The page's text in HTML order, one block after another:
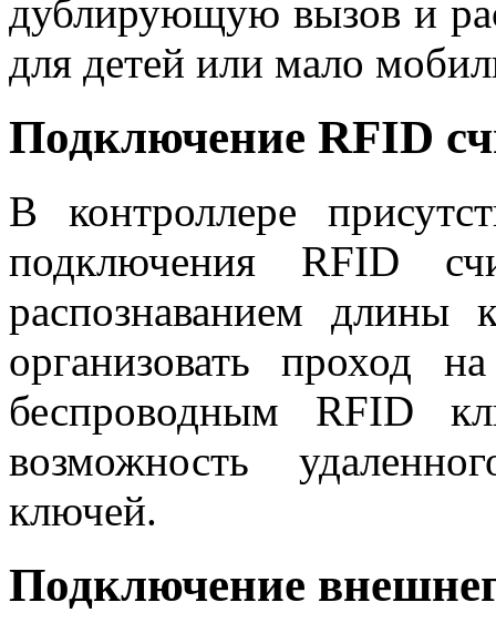
дублирующую вызов и
для детей или мало
Подключение RFID
В контроллере
подключения RFID
распознаванием
организовать проход
беспроводным RFID
возможность
ключей.
Подключение